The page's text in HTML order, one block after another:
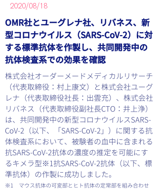
2020/08/18
OMR社とユーグレナ社、リバネス、新
型コロナウイルス（SARS-CoV-2）に対
する標準抗体を作製し、共同開発中の
抗体検査系での効果を確認
株式会社オーダーメードメディカルリサーチ
（代表取締役：村上康文）と株式会社ユーグ
レナ（代表取締役社長：出雲充）、株式会社
リバネス（代表取締役副社長CTO：井上浄）
は、共同開発中の新型コロナウイルスSARS-
CoV-2（以下、「SARS-CoV-2」）に関する抗
体検査系において、被験者の血中に含まれる
抗SARS-CoV-2抗体の濃度の推定を可能にす
るキメラ型※1抗SARS-CoV-2抗体（以下、標
準抗体）の作製に成功しました。
※1 マウス抗体の可変部とヒト抗体の定常部を組み合わせ